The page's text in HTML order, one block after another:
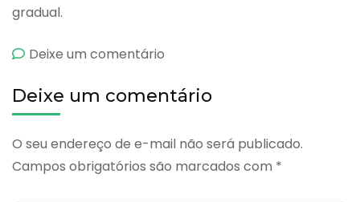
gradual.
Deixe um comentário
Deixe um comentário
O seu endereço de e-mail não será publicado.
Campos obrigatórios são marcados com *